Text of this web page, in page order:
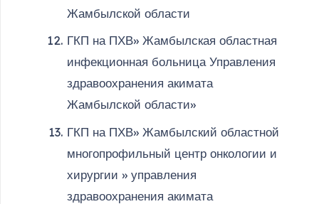
Жамбылской области
ГКП на ПХВ» Жамбылская областная
инфекционная больница Управления
здравоохранения акимата
Жамбылской области»
ГКП на ПХВ» Жамбылский областной
многопрофильный центр онкологии и
хирургии » управления
здравоохранения акимата